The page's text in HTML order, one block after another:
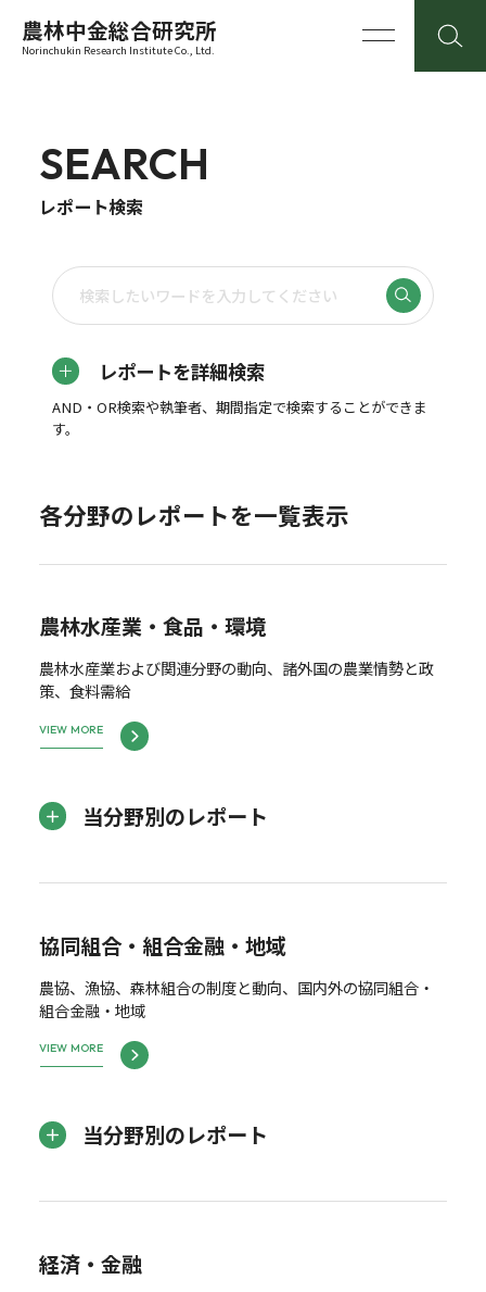
農林中金総合研究所
Norinchukin Research Institute Co., Ltd.
SEARCH
レポート検索
レポートを詳細検索
AND・OR検索や執筆者、期間指定で検索することができま
す。
各分野のレポートを一覧表示
農林水産業・食品・環境
農林水産業および関連分野の動向、諸外国の農業情勢と政
策、食料需給
VIEW MORE
当分野別のレポート
協同組合・組合金融・地域
農協、漁協、森林組合の制度と動向、国内外の協同組合・
組合金融・地域
VIEW MORE
当分野別のレポート
経済・金融